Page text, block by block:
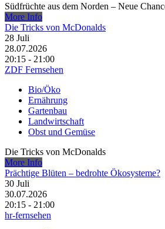
Südfrüchte aus dem Norden – Neue
More Info
Die Tricks von McDonalds
28 Juli
28.07.2026
20:15 - 21:00
ZDF Fernsehen
Bio/Öko
Ernährung
Gartenbau
Landwirtschaft
Obst und Gemüse
Die Tricks von McDonalds
More Info
Prächtige Blüten – bedrohte Ökosysteme?
30 Juli
30.07.2026
20:15 - 21:00
hr-fernsehen